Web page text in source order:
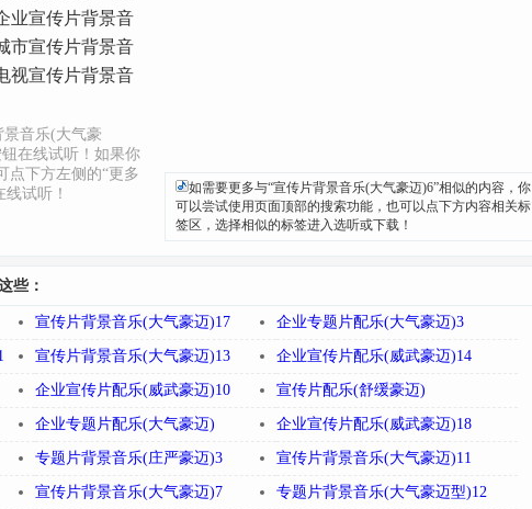
业宣传片背景音
市宣传片背景音
视宣传片背景音
音乐(大气豪
在线试听！如果你
点下方左侧的“更多
试听！
如需要更多与“宣传片背景音乐(大气豪迈)6”相似的内容，你
可以尝试使用页面顶部的搜索功能，也可以点下方内容相关标
签区，选择相似的标签进入选听或下载！
些：
宣传片背景音乐(大气豪迈)17 企业专题片配乐(大气豪迈)3
宣传片背景音乐(大气豪迈)13 企业宣传片配乐(威武豪迈)14
企业宣传片配乐(威武豪迈)10 宣传片配乐(舒缓豪迈)
企业专题片配乐(大气豪迈) 企业宣传片配乐(威武豪迈)18
专题片背景音乐(庄严豪迈)3 宣传片背景音乐(大气豪迈)11
宣传片背景音乐(大气豪迈)7 专题片背景音乐(大气豪迈型)12